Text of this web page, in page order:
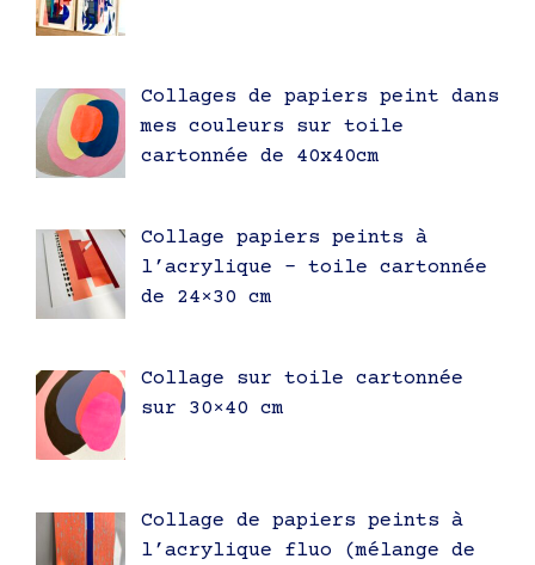
Collages de papiers peint dans
mes couleurs sur toile
cartonnée de 40x40cm
Collage papiers peints à
l’acrylique – toile cartonnée
de 24×30 cm
Collage sur toile cartonnée
sur 30×40 cm
Collage de papiers peints à
l’acrylique fluo (mélange de